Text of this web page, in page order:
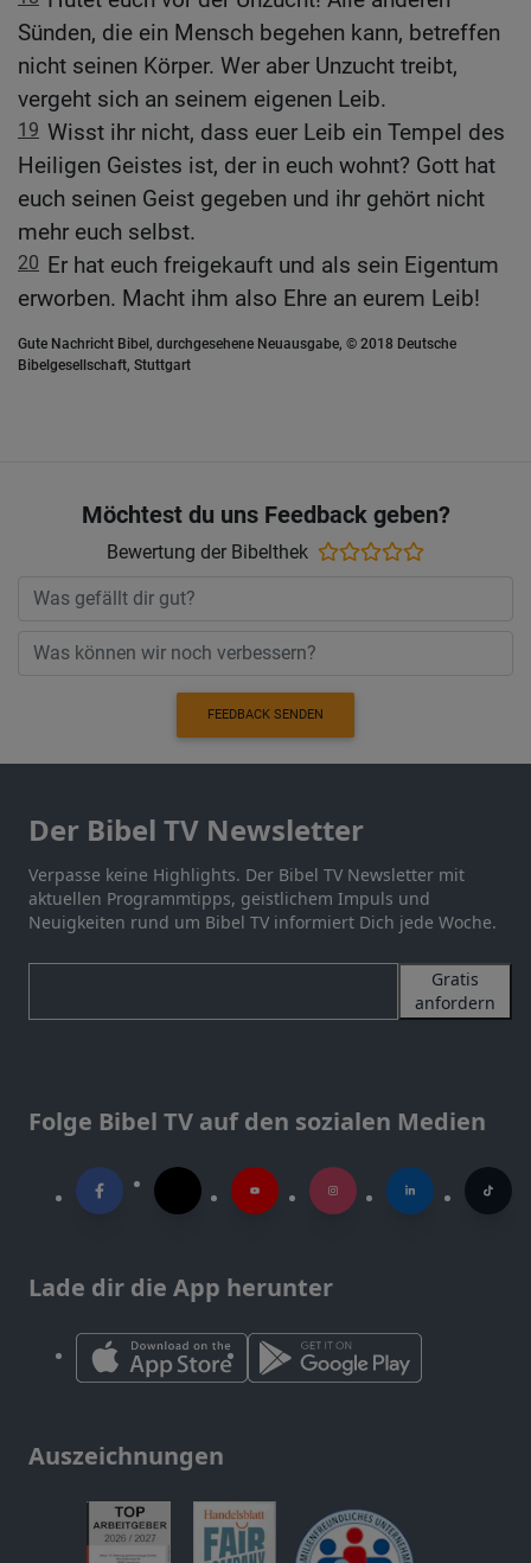
Sünden, die ein Mensch begehen kann, betreffen
nicht seinen Körper. Wer aber Unzucht treibt,
vergeht sich an seinem eigenen Leib.
19 Wisst ihr nicht, dass euer Leib ein Tempel des
Heiligen Geistes ist, der in euch wohnt? Gott hat
euch seinen Geist gegeben und ihr gehört nicht
mehr euch selbst.
20 Er hat euch freigekauft und als sein Eigentum
erworben. Macht ihm also Ehre an eurem Leib!
Gute Nachricht Bibel, durchgesehene Neuausgabe, © 2018 Deutsche
Bibelgesellschaft, Stuttgart
Möchtest du uns Feedback geben?
Bewertung der Bibelthek
FEEDBACK SENDEN
Der Bibel TV Newsletter
Verpasse keine Highlights. Der Bibel TV Newsletter mit
aktuellen Programmtipps, geistlichem Impuls und
Neuigkeiten rund um Bibel TV informiert Dich jede Woche.
Gratis
anfordern
Folge Bibel TV auf den sozialen Medien
Lade dir die App herunter
Auszeichnungen